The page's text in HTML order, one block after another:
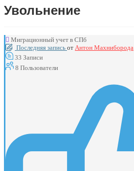
Увольнение
Миграционный учет в СПб
Последняя запись от Антон Махниборода
33 Записи
8 Пользователи